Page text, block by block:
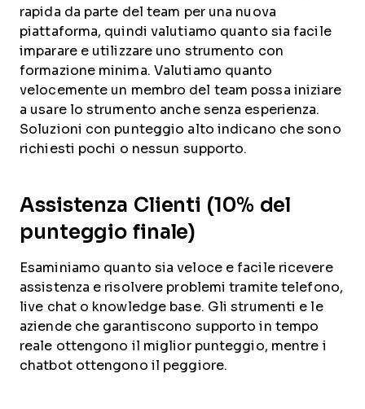
rapida da parte del team per una nuova
piattaforma, quindi valutiamo quanto sia facile
imparare e utilizzare uno strumento con
formazione minima. Valutiamo quanto
velocemente un membro del team possa iniziare
a usare lo strumento anche senza esperienza.
Soluzioni con punteggio alto indicano che sono
richiesti pochi o nessun supporto.
Assistenza Clienti (10% del
punteggio finale)
Esaminiamo quanto sia veloce e facile ricevere
assistenza e risolvere problemi tramite telefono,
live chat o knowledge base. Gli strumenti e le
aziende che garantiscono supporto in tempo
reale ottengono il miglior punteggio, mentre i
chatbot ottengono il peggiore.